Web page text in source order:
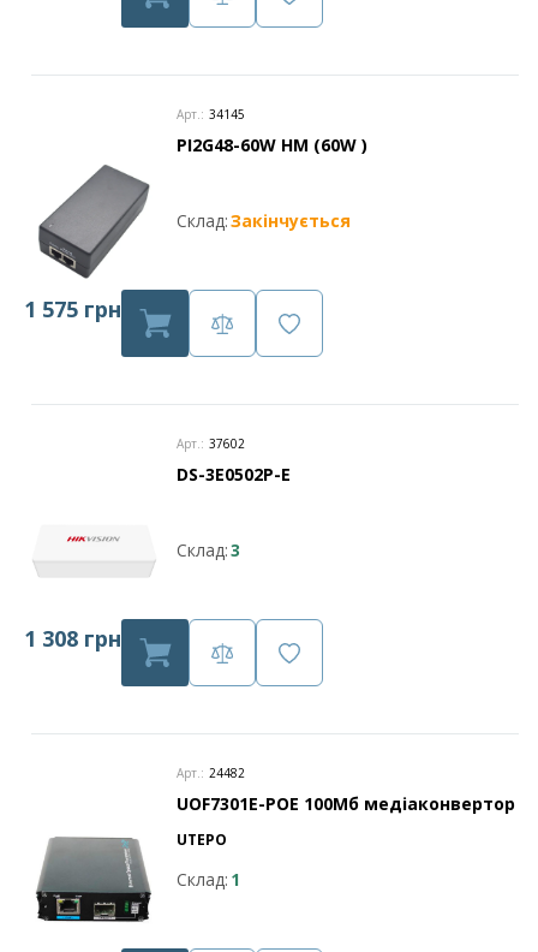
Арт.: 34145
PI2G48-60W HM (60W )
Склад:Закінчується
1 575 грн
Арт.: 37602
DS-3E0502P-E
Склад:3
1 308 грн
Арт.: 24482
UOF7301E-POE 100Мб медіаконвертор
UTEPO
Склад: 1